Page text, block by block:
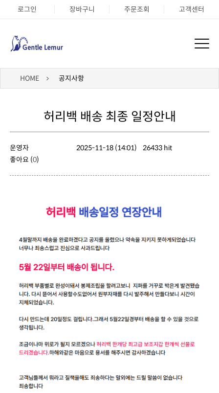
로그인 장바구니 주문조회 고객센터
HOME 공지사항
허리백 배송 최종 일정안내
운영자 2025-11-18 (14:01)
26433 hit
좋아요 (0)